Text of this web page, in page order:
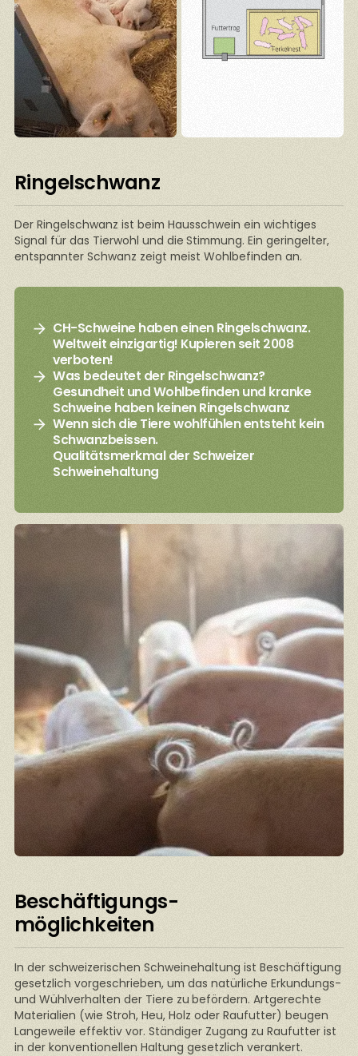
Ringelschwanz
Der Ringelschwanz ist beim Hausschwein ein wichtiges
Signal für das Tierwohl und die Stimmung. Ein geringelter,
entspannter Schwanz zeigt meist Wohlbefinden an.
CH-Schweine haben einen Ringelschwanz.
Weltweit einzigartig! Kupieren seit 2008
verboten!
Was bedeutet der Ringelschwanz?
Gesundheit und Wohlbefinden und kranke
Schweine haben keinen Ringelschwanz
Wenn sich die Tiere wohlfühlen entsteht kein
Schwanzbeissen.
Qualitätsmerkmal der Schweizer
Schweinehaltung
Beschäftigungs-
möglichkeiten
In der schweizerischen Schweinehaltung ist Beschäftigung
gesetzlich vorgeschrieben, um das natürliche Erkundungs-
und Wühlverhalten der Tiere zu befördern. Artgerechte
Materialien (wie Stroh, Heu, Holz oder Raufutter) beugen
Langeweile effektiv vor. Ständiger Zugang zu Raufutter ist
in der konventionellen Haltung gesetzlich verankert.